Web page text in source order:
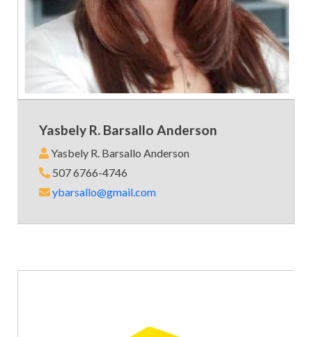
Yasbely R. Barsallo Anderson
Yasbely R. Barsallo Anderson
507 6766-4746
ybarsallo@gmail.com